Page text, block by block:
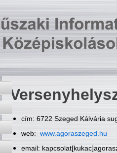
cím: 6722 Szeged Kálvária
web: www.agoraszeged.hu
email: